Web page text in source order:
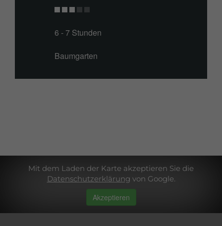
6 - 7 Stunden
Baumgarten
Mit dem Laden der Karte akzeptieren Sie die
Datenschutzerklärung von Google.
Akzeptieren